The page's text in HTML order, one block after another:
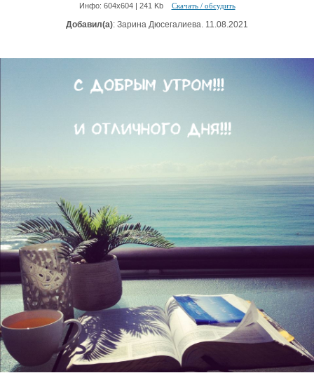
Инфо: 604х604 | 241 Kb Скачать / обсудить
Добавил(а): Зарина Дюсегалиева. 11.08.2021